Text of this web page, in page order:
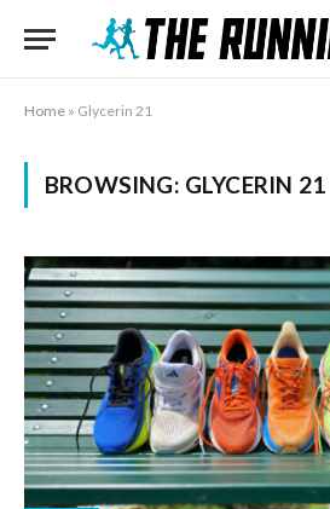
Home » Glycerin 21
BROWSING: GLYCERIN 21